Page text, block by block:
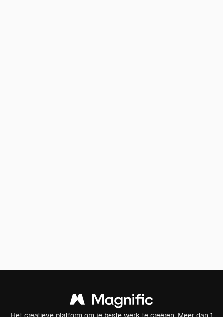
Het creatieve platform om je beste werk te creëren. Meer dan 1